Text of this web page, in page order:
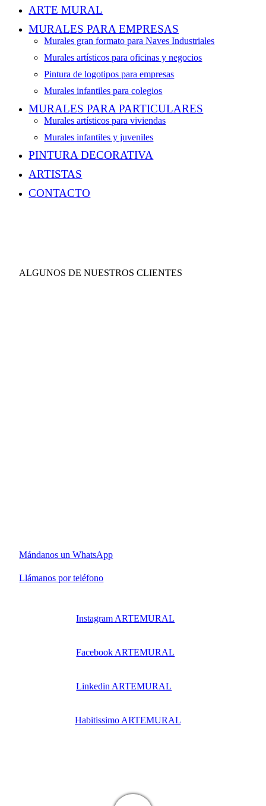
ARTE MURAL
MURALES PARA EMPRESAS
Murales gran formato para Naves Industriales
Murales artísticos para oficinas y negocios
Pintura de logotipos para empresas
Murales infantiles para colegios
MURALES PARA PARTICULARES
Murales artísticos para viviendas
Murales infantiles y juveniles
PINTURA DECORATIVA
ARTISTAS
CONTACTO
ALGUNOS DE NUESTROS CLIENTES
Mándanos un WhatsApp
Llámanos por teléfono
Instagram ARTEMURAL
Facebook ARTEMURAL
Linkedin ARTEMURAL
Habitissimo ARTEMURAL